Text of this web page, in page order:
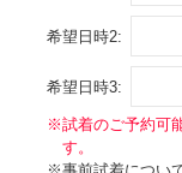
希望日時2:
希望日時3:
※試着のご予約可
す。